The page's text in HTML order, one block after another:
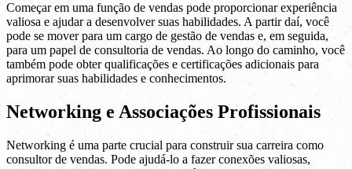
Começar em uma função de vendas pode proporcionar experiência
valiosa e ajudar a desenvolver suas habilidades. A partir daí, você
pode se mover para um cargo de gestão de vendas e, em seguida,
para um papel de consultoria de vendas. Ao longo do caminho, você
também pode obter qualificações e certificações adicionais para
aprimorar suas habilidades e conhecimentos.
Networking e Associações Profissionais
Networking é uma parte crucial para construir sua carreira como
consultor de vendas. Pode ajudá-lo a fazer conexões valiosas,